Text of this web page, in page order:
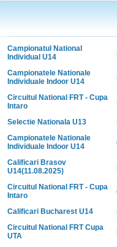
Campionatul National
Individual U14
Campionatele Nationale
Individuale Indoor U14
Circuitul National FRT - Cupa
Intaro
Selectie Nationala U13
Campionatele Nationale
Individuale Indoor U14
Calificari Brasov
U14(11.08.2025)
Circuitul National FRT - Cupa
Intaro
Calificari Bucharest U14
Circuitul National FRT Cupa
UTA